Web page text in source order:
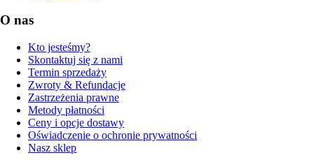
O nas
Kto jesteśmy?
Skontaktuj się z nami
Termin sprzedaży
Zwroty & Refundacje
Zastrzeżenia prawne
Metody płatności
Ceny i opcje dostawy
Oświadczenie o ochronie prywatności
Nasz sklep